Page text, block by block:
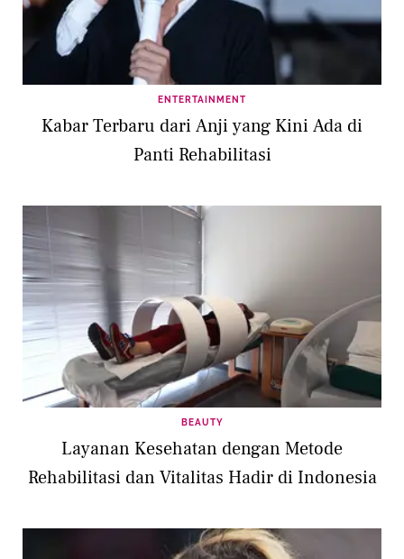
ENTERTAINMENT
Kabar Terbaru dari Anji yang Kini Ada di
Panti Rehabilitasi
BEAUTY
Layanan Kesehatan dengan Metode
Rehabilitasi dan Vitalitas Hadir di Indonesia